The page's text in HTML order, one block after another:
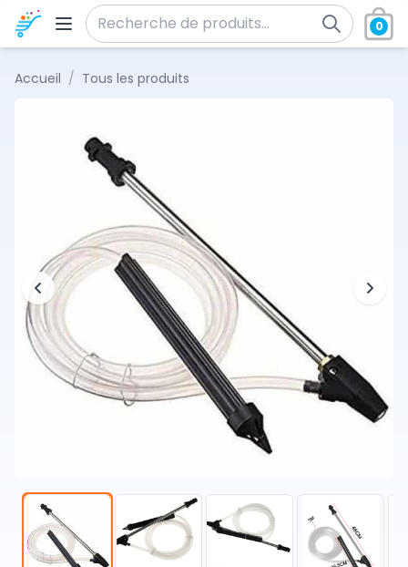
Aller au contenu
Recherche pour :
0
Accueil / Tous les produits